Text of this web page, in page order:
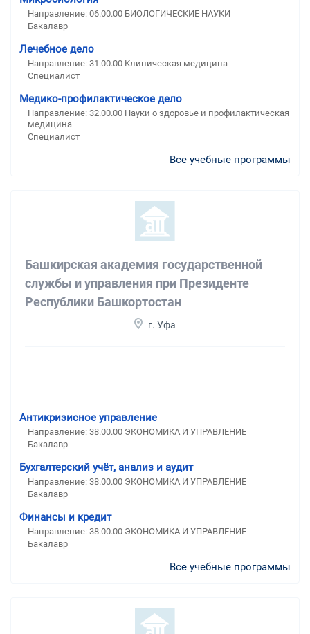
Направление: 06.00.00 БИОЛОГИЧЕСКИЕ НАУКИ
Бакалавр
Лечебное дело
Направление: 31.00.00 Клиническая медицина
Специалист
Медико-профилактическое дело
Направление: 32.00.00 Науки о здоровье и профилактическая
медицина
Специалист
Все учебные программы
Башкирская академия государственной
службы и управления при Президенте
Республики Башкортостан
г. Уфа
Антикризисное управление
Направление: 38.00.00 ЭКОНОМИКА И УПРАВЛЕНИЕ
Бакалавр
Бухгалтерский учёт, анализ и аудит
Направление: 38.00.00 ЭКОНОМИКА И УПРАВЛЕНИЕ
Бакалавр
Финансы и кредит
Направление: 38.00.00 ЭКОНОМИКА И УПРАВЛЕНИЕ
Бакалавр
Все учебные программы